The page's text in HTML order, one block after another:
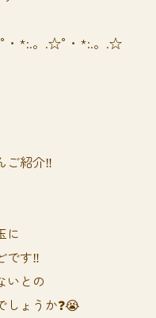
・*:.。.☆°・*:.。.☆
ご紹介‼️
に
です‼️
いとの
しょうか❓😭